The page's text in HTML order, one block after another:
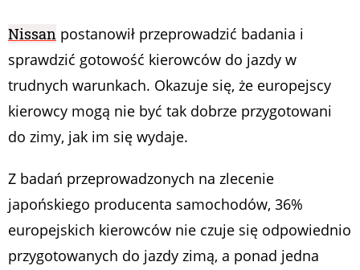
Nissan postanowił przeprowadzić badania i
sprawdzić gotowość kierowców do jazdy w
trudnych warunkach. Okazuje się, że europejscy
kierowcy mogą nie być tak dobrze przygotowani
do zimy, jak im się wydaje.
Z badań przeprowadzonych na zlecenie
japońskiego producenta samochodów, 36%
europejskich kierowców nie czuje się odpowiednio
przygotowanych do jazdy zimą, a ponad jedna